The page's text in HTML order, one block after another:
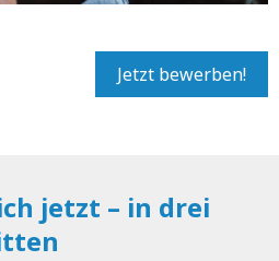
Jetzt bewerben!
jetzt – in drei